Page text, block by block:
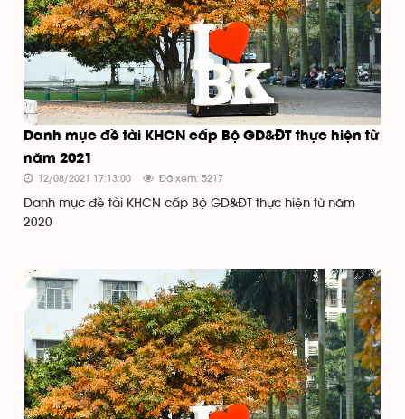
Danh mục đề tài KHCN cấp Bộ GD&ĐT thực hiện từ
năm 2021
12/08/2021 17:13:00 Đã xem: 5217
Danh mục đề tài KHCN cấp Bộ GD&ĐT thực hiện từ năm
2020